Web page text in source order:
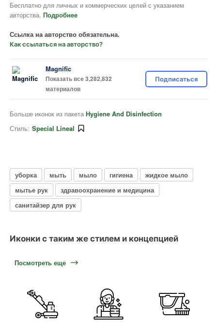
Бесплатно для личных и коммерческих целей с указанием
авторства. Подробнее
Ссылка на авторство обязательна.
Как ссылаться на авторство?
Magnific
Показать все 3,282,832
материалов
Подписаться
Больше иконок из пакета Hygiene And Disinfection
Стиль: Special Lineal
уборка мыть мыло гигиена
жидкое мыло
мытье рук
здравоохранение и медицина
санитайзер для рук
Иконки с таким же стилем и концепцией
Посмотреть еще